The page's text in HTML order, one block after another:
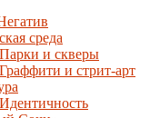
среда
Парки и скверы
Граффити и стрит-арт
Идентичность